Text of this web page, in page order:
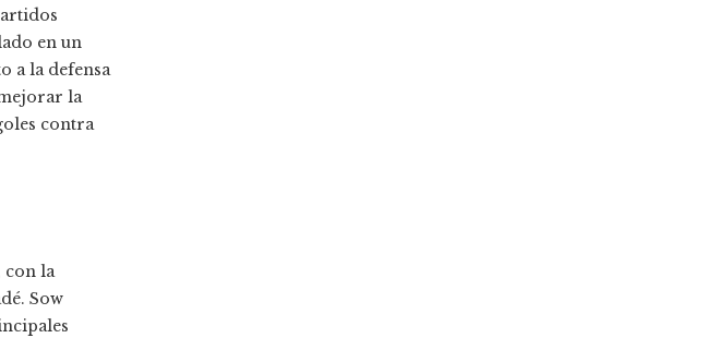
en un
a la defensa
la
contra
con la
Sow